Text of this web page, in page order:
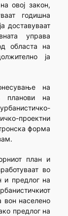
овој закон,
годишна
доставуваат
управа
областа на
ја
на
планови на
проектни
форма
план и
во
и предлог на
вон населено
предлог на